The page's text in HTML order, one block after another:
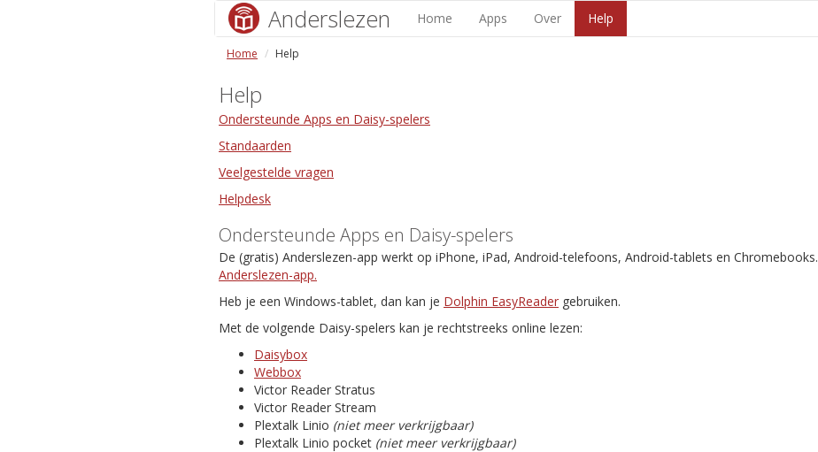
Anderslezen Home Apps Over Help
Home Help
Help
Ondersteunde Apps en Daisy-spelers
Standaarden
Veelgestelde vragen
Helpdesk
Ondersteunde Apps en Daisy-spelers
De (gratis) Anderslezen-app werkt op iPhone, iPad, Android-telefoons, Android-tablets en Chromebooks.
Anderslezen-app.
Heb je een Windows-tablet, dan kan je Dolphin EasyReader gebruiken.
Met de volgende Daisy-spelers kan je rechtstreeks online lezen:
Daisybox
Webbox
Victor Reader Stratus
Victor Reader Stream
Plextalk Linio (niet meer verkrijgbaar)
Plextalk Linio pocket (niet meer verkrijgbaar)